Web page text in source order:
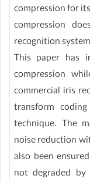
compression for
compression
recognition
This paper has
compression
commercial iris
transform
technique. The
noise reduction
also been
not degraded by